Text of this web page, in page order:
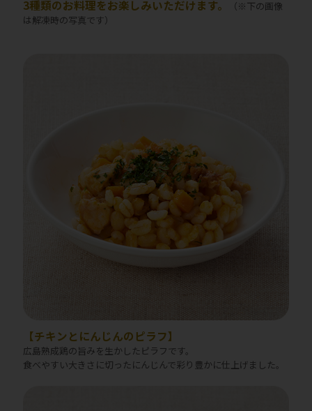
3種類のお料理をお楽しみいただけます。
（※下の画像
は解凍時の写真です）
【チキンとにんじんのピラフ】
広島熟成鶏の旨みを生かしたピラフです。
食べやすい大きさに切ったにんじんで彩り豊かに仕上げました。